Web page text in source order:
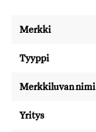
Merkki
Tyyppi
Merkkiluvan nimi
Yritys